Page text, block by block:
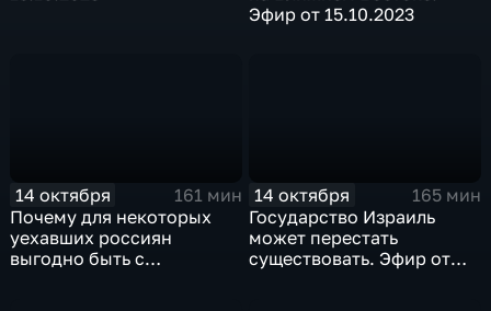
Эфир от 15.10.2023
14 октября
161 мин
Почему для некоторых
уехавших россиян
выгодно быть с
14 октября
165 мин
Государство Израиль
может перестать
существовать. Эфир от